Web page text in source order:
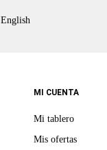
English
MI CUENTA
Mi tablero
Mis ofertas